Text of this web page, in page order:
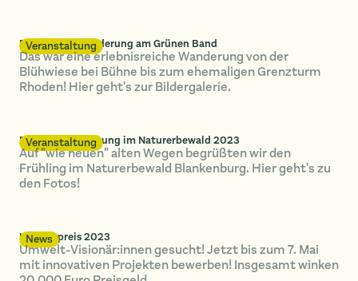
Veranstaltung
Bericht der Wanderung am Grünen Band
Das war eine erlebnisreiche Wanderung von der
Blühwiese bei Bühne bis zum ehemaligen Grenzturm
Rhoden! Hier geht's zur Bildergalerie.
Veranstaltung
Frühjahrswanderung im Naturerbewald 2023
Auf "wie neuen" alten Wegen begrüßten wir den
Frühling im Naturerbewald Blankenburg. Hier geht's zu
den Fotos!
News
Umweltpreis 2023
Umwelt-Visionär:innen gesucht! Jetzt bis zum 7. Mai
mit innovativen Projekten bewerben! Insgesamt winken